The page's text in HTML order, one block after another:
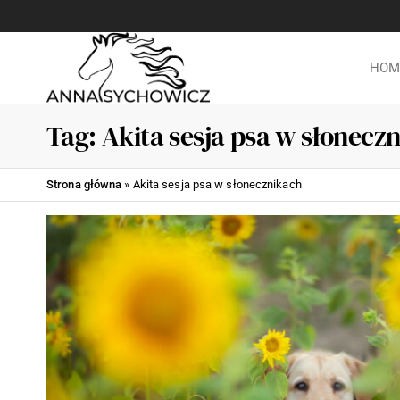
Anna
Sychowicz
::
Fotografia
jeździecka,
artystyczne
zdjęcia
koni i sesje
z końmi.
Fotografia
fotografia
jeździecka,
zdjęcia koni,
zdjęcia ze
zwierzętami,
Fotografia
psów, zdjęcia
psów. ::
Warszawa ::
Sochaczew ::
Błonie ::
Łowicz ::
Skierniewice
Tag:Akita sesja psa w
Strona główna » Akita sesja psa w słonecznikach